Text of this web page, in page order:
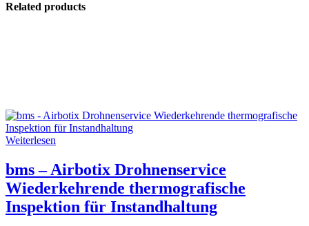
Related products
Weiterlesen
bms – Airbotix Drohnenservice
Wiederkehrende thermografische
Inspektion für Instandhaltung